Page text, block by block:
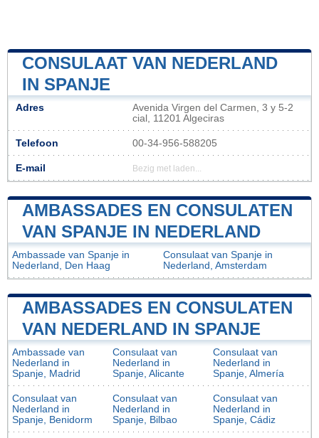
CONSULAAT VAN NEDERLAND
IN SPANJE
Adres
Avenida Virgen del Carmen, 3 y 5-2
cial, 11201 Algeciras
Telefoon 00-34-956-588205
E-mail Bezig met laden...
AMBASSADES EN CONSULATEN
VAN SPANJE IN NEDERLAND
Ambassade van Spanje in
Nederland, Den Haag
Consulaat van Spanje in
Nederland, Amsterdam
AMBASSADES EN CONSULATEN
VAN NEDERLAND IN SPANJE
Ambassade van
Nederland in
Spanje, Madrid
Consulaat van
Nederland in
Spanje, Alicante
Consulaat van
Nederland in
Spanje, Almería
Consulaat van
Nederland in
Spanje, Benidorm
Consulaat van
Nederland in
Spanje, Bilbao
Consulaat van
Nederland in
Spanje, Cádiz